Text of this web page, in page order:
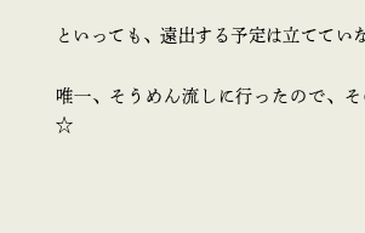
といっても、遠出する予定は立ててい
唯一、そうめん流しに行ったので、そ
☆